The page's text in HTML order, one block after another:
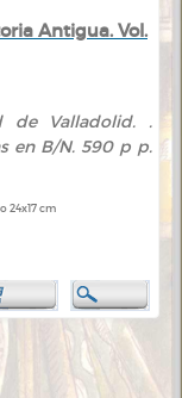
Antigua. Vol.
de Valladolid. .
en B/N. 590 p p.
24x17 cm